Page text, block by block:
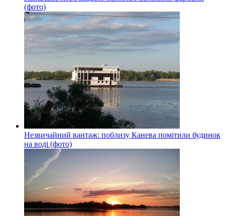
(фото)
Незвичайний вантаж: поблизу Канева помітили будинок
на воді (фото)